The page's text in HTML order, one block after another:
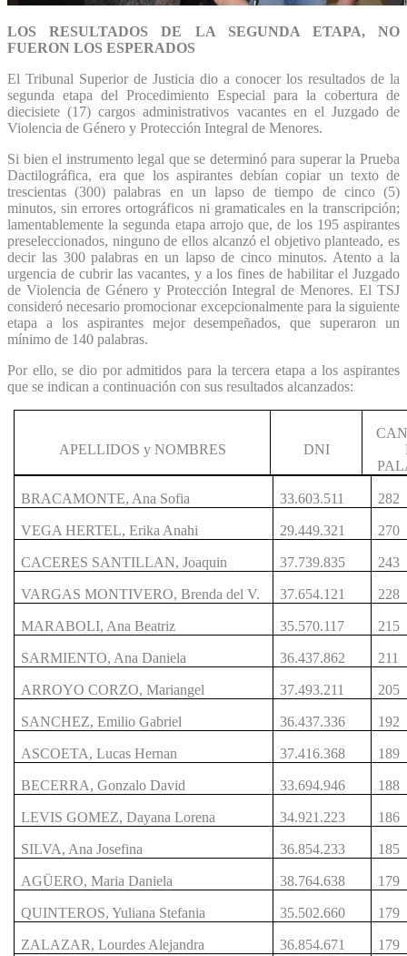
LOS RESULTADOS DE LA SEGUNDA ETAPA, NO
FUERON LOS ESPERADOS
El Tribunal Superior de Justicia dio a conocer los resultados de la
segunda etapa del Procedimiento Especial para la cobertura de
diecisiete (17) cargos administrativos vacantes en el Juzgado de
Violencia de Género y Protección Integral de Menores.
Si bien el instrumento legal que se determinó para superar la Prueba
Dactilográfica, era que los aspirantes debían copiar un texto de
trescientas (300) palabras en un lapso de tiempo de cinco (5)
minutos, sin errores ortográficos ni gramaticales en la transcripción;
lamentablemente la segunda etapa arrojo que, de los 195 aspirantes
preseleccionados, ninguno de ellos alcanzó el objetivo planteado, es
decir las 300 palabras en un lapso de cinco minutos. Atento a la
urgencia de cubrir las vacantes, y a los fines de habilitar el Juzgado
de Violencia de Género y Protección Integral de Menores. El TSJ
consideró necesario promocionar excepcionalmente para la siguiente
etapa a los aspirantes mejor desempeñados, que superaron un
mínimo de 140 palabras.
Por ello, se dio por admitidos para la tercera etapa a los aspirantes
que se indican a continuación con sus resultados alcanzados:
APELLIDOS y NOMBRES DNI
BRACAMONTE, Ana Sofia 33.603.511 282
VEGA HERTEL, Erika Anahi 29.449.321 270
CACERES SANTILLAN, Joaquin 37.739.835 243
VARGAS MONTIVERO, Brenda del V. 37.654.121 228
MARABOLI, Ana Beatriz 35.570.117 215
SARMIENTO, Ana Daniela 36.437.862 211
ARROYO CORZO, Mariangel 37.493.211 205
SANCHEZ, Emilio Gabriel 36.437.336 192
ASCOETA, Lucas Hernan 37.416.368 189
BECERRA, Gonzalo David 33.694.946 188
LEVIS GOMEZ, Dayana Lorena 34.921.223 186
SILVA, Ana Josefina 36.854.233 185
AGÜERO, Maria Daniela 38.764.638 179
QUINTEROS, Yuliana Stefania 35.502.660 179
ZALAZAR, Lourdes Alejandra 36.854.671 179